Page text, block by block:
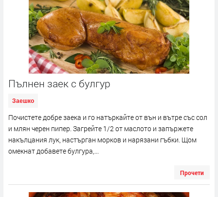
Пълнен заек с булгур
Заешко
Почистете добре заека и го натъркайте от вън и вътре със сол
и млян черен пипер. Загрейте 1/2 от маслото и запържете
накълцания лук, настърган морков и нарязани гъбки. Щом
омекнат добавете булгура,...
Прочети